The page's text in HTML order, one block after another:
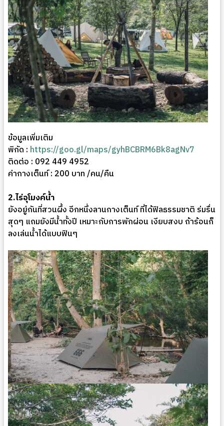
ข้อมูลเพิ่มเติม
พิกัด : https://goo.gl/maps/gyhBCBRM6Bk8agNv7
ติดต่อ : 092 449 4952
ค่ากางเต็นท์ : 200 บาท /คน/คืน
2.ไร่อุโมงค์น้ำ
ยังอยู่กันที่สวนผึ้ง อีกหนึ่งลานกางเต็นท์ ที่ได้ฟิลธรรมชาติ ร่มรื่น
สุดๆ แถมยังมีน้ำทั้งปี เหมาะกับการพักผ่อน เงียบสงบ ถ้าร้อนก็
ลงเล่นน้ำได้แบบฟินๆ